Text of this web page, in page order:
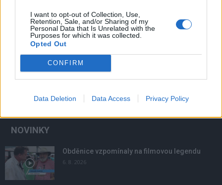
I want to opt-out of Collection, Use,
Retention, Sale, and/or Sharing of my
Personal Data that Is Unrelated with the
Purposes for which it was collected.
Opted Out
CONFIRM
Data Deletion Data Access Privacy Policy
NOVINKY
Obděnice vzpomínaly na filmovou legendu
6. 8. 2026